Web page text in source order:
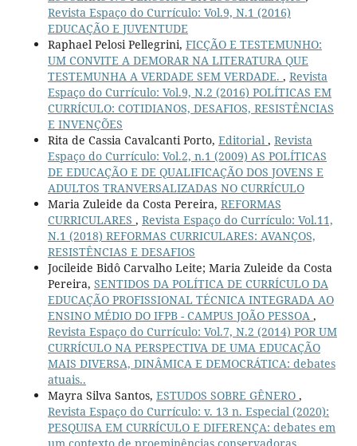
Revista Espaço do Currículo: Vol.9, N.1 (2016)
EDUCAÇÃO E JUVENTUDE
Raphael Pelosi Pellegrini, FICÇÃO E TESTEMUNHO:
UM CONVITE A DEMORAR NA LITERATURA QUE
TESTEMUNHA A VERDADE SEM VERDADE. , Revista
Espaço do Currículo: Vol.9, N.2 (2016) POLÍTICAS EM
CURRÍCULO: COTIDIANOS, DESAFIOS, RESISTÊNCIAS
E INVENÇÕES
Rita de Cassia Cavalcanti Porto, Editorial , Revista
Espaço do Currículo: Vol.2, n.1 (2009) AS POLÍTICAS
DE EDUCAÇÃO E DE QUALIFICAÇÃO DOS JOVENS E
ADULTOS TRANVERSALIZADAS NO CURRÍCULO
Maria Zuleide da Costa Pereira, REFORMAS
CURRICULARES , Revista Espaço do Currículo: Vol.11,
N.1 (2018) REFORMAS CURRICULARES: AVANÇOS,
RESISTÊNCIAS E DESAFIOS
Jocileide Bidô Carvalho Leite; Maria Zuleide da Costa
Pereira, SENTIDOS DA POLÍTICA DE CURRÍCULO DA
EDUCAÇÃO PROFISSIONAL TÉCNICA INTEGRADA AO
ENSINO MÉDIO DO IFPB - CAMPUS JOÃO PESSOA ,
Revista Espaço do Currículo: Vol.7, N.2 (2014) POR UM
CURRÍCULO NA PERSPECTIVA DE UMA EDUCAÇÃO
MAIS DIVERSA, DINÂMICA E DEMOCRÁTICA: debates
atuais..
Mayra Silva Santos, ESTUDOS SOBRE GÊNERO ,
Revista Espaço do Currículo: v. 13 n. Especial (2020):
PESQUISA EM CURRÍCULO E DIFERENÇA: debates em